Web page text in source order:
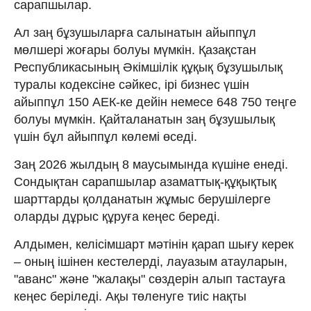
сарапшылар.
Ал заң бұзушыларға салынатын айыппұл
мөлшері жоғары болуы мүмкін. Қазақстан
Республикасының Әкімшілік құқық бұзушылық
туралы кодексіне сәйкес, ірі бизнес үшін
айыппұл 150 АЕК-ке дейін немесе 648 750 теңге
болуы мүмкін. Қайталанатын заң бұзушылық
үшін бұл айыппұл көлемі өседі.
Заң 2026 жылдың 8 маусымында күшіне енеді.
Сондықтан сарапшылар азаматтық-құқықтық
шарттарды қолданатын жұмыс берушілерге
оларды дұрыс құруға кеңес береді.
Алдымен, келісімшарт мәтінін қарап шығу керек
– оның ішінен кестелерді, лауазым атауларын,
"аванс" және "жалақы" сөздерін алып тастауға
кеңес беріледі. Ақы төленуге тиіс нақты